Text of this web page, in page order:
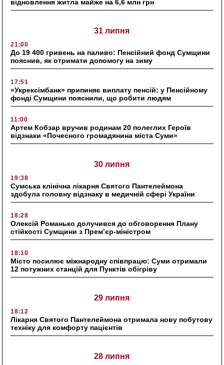
відновлення житла майже на 6,6 млн грн
31 липня
21:00
До 19 400 гривень на паливо: Пенсійний фонд Сумщини
пояснив, як отримати допомогу на зиму
17:51
«Укрексімбанк» припиняє виплату пенсій: у Пенсійному
фонді Сумщини пояснили, що робити людям
11:00
Артем Кобзар вручив родинам 20 полеглих Героїв
відзнаки «Почесного громадянина міста Суми»
30 липня
19:38
Сумська клінічна лікарня Святого Пантелеймона
здобула головну відзнаку в медичній сфері України
18:28
Олексій Романько долучився до обговорення Плану
стійкості Сумщини з Прем’єр-міністром
18:10
Місто посилює міжнародну співпрацю: Суми отримали
12 потужних станцій для Пунктів обігріву
29 липня
18:12
Лікарня Святого Пантелеймона отримала нову побутову
техніку для комфорту пацієнтів
28 липня